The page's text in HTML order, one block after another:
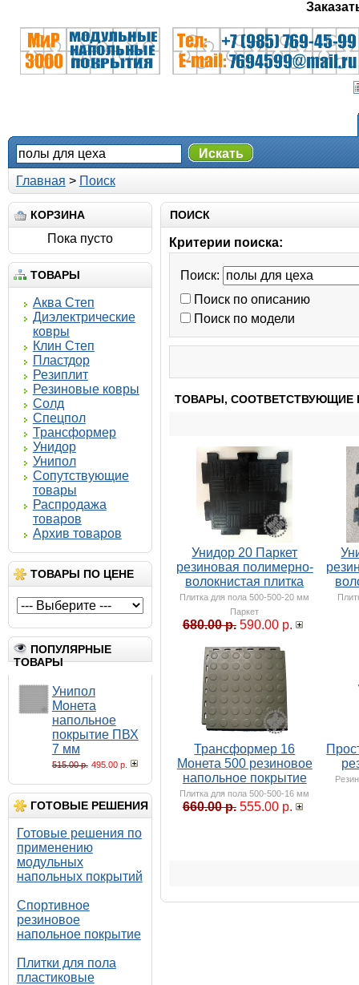
Искать
Главная > Поиск
КОРЗИНА
Пока пусто
ТОВАРЫ
Аква Степ
Диэлектрические
ковры
Клин Степ
Пластдор
Резиплит
Резиновые ковры
Солд
Спецпол
Трансформер
Унидор
Унипол
Сопутствующие
товары
Распродажа
товаров
Архив товаров
ТОВАРЫ ПО ЦЕНЕ
ПОПУЛЯРНЫЕ
ТОВАРЫ
Унипол
Монета
напольное
покрытие ПВХ
7 мм
515.00 р. 495.00 р.
ГОТОВЫЕ РЕШЕНИЯ
Готовые решения по
применению
модульных
напольных покрытий
Спортивное
резиновое
напольное покрытие
Плитки для пола
пластиковые
ПОИСК
Критерии поиска:
Поиск:
Поиск по описанию
Поиск по модели
ТОВАРЫ, СООТВЕТСТВУЮЩИЕ
Унидор 20 Паркет
резиновая полимерно-
волокнистая плитка
Плитка для пола 500-500-20 мм
Паркет
680.00 р. 590.00 р.
Трансформер 16
Монета 500 резиновое
напольное покрытие
Плитка для пола 500-500-16 мм
660.00 р. 555.00 р.